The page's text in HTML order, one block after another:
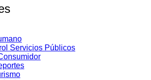
Servicios Públicos